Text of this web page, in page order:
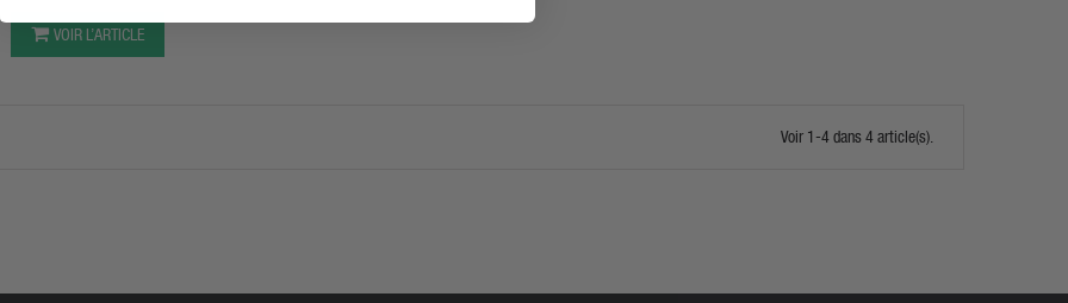
VOIR L’ARTICLE
Voir 1-4 dans 4 article(s).